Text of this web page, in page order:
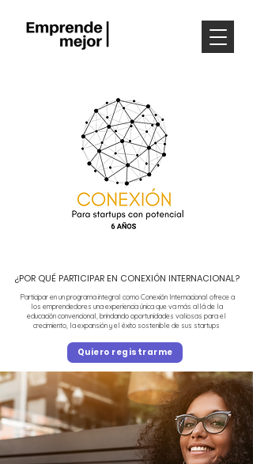
¿POR QUÉ PARTICIPAR EN CONEXIÓN INTERNACIONAL?
Participar en un programa integral como Conexión Internacional ofrece a
los emprendedores una experiencia única que va más allá de la
educación convencional, brindando oportunidades valiosas para el
crecimiento, la expansión y el éxito sostenible de sus startups
Quiero registrarme